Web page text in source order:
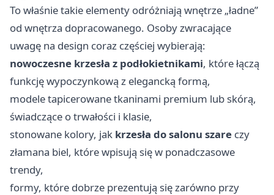
To właśnie takie elementy odróżniają wnętrze „ładne”
od wnętrza dopracowanego. Osoby zwracające
uwagę na design coraz częściej wybierają:
nowoczesne krzesła z podłokietnikami, które łączą
funkcję wypoczynkową z elegancką formą,
modele tapicerowane tkaninami premium lub skórą,
świadczące o trwałości i klasie,
stonowane kolory, jak krzesła do salonu szare czy
złamana biel, które wpisują się w ponadczasowe
trendy,
formy, które dobrze prezentują się zarówno przy